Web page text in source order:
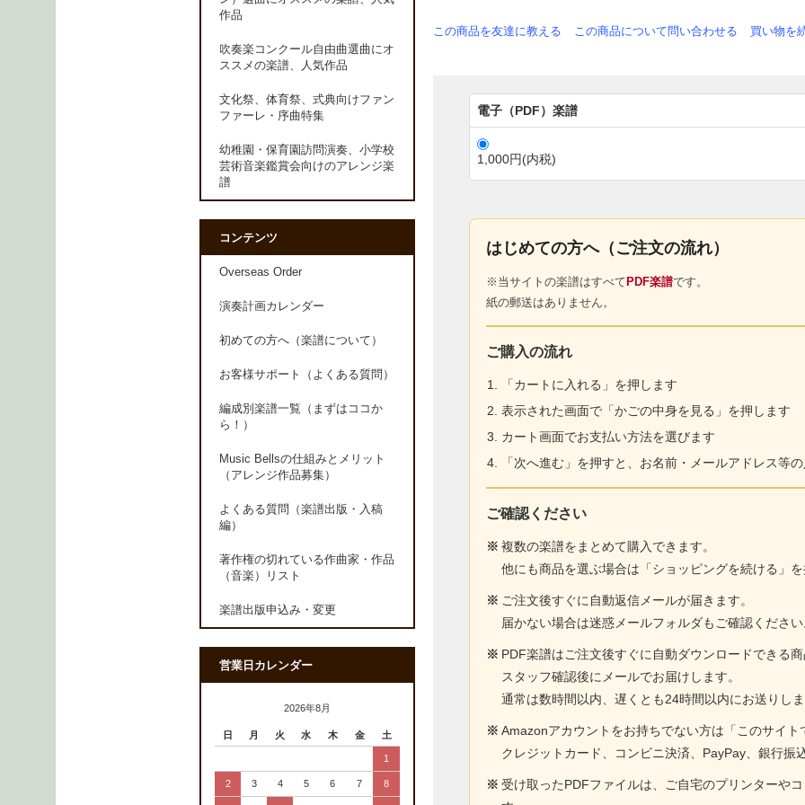
この商品を友達に教える この商品について問い合わせる 買い物を
電子（PDF）楽譜
1,000円(内税)
はじめての方へ（ご注文の流れ）
※当サイトの楽譜はすべて PDF楽譜です。
紙の郵送はありません。
ご購入の流れ
「カートに入れる」を押します
表示された画面で「かごの中身を見る」を押します
カート画面でお支払い方法を選びます
「次へ進む」を押すと、お名前・メールアドレス等
ご確認ください
※ 複数の楽譜をまとめて購入できます。
他にも商品を選ぶ場合は「ショッピングを続ける」
※ ご注文後すぐに自動返信メールが届きます。
届かない場合は迷惑メールフォルダもご確認くださ
※ PDF楽譜はご注文後すぐに自動ダウンロードできる
スタッフ確認後にメールでお届けします。
通常は数時間以内、遅くとも24時間以内にお送りし
※ Amazonアカウントをお持ちでない方は「このサイ
クレジットカード、コンビニ決済、PayPay、銀行振
※ 受け取ったPDFファイルは、ご自宅のプリンターや
作品
吹奏楽コンクール自由曲選曲にオ
ススメの楽譜、人気作品
文化祭、体育祭、式典向けファン
ファーレ・序曲特集
幼稚園・保育園訪問演奏、小学校
芸術音楽鑑賞会向けのアレンジ楽
譜
コンテンツ
Overseas Order
演奏計画カレンダー
初めての方へ（楽譜について）
お客様サポート（よくある質問）
編成別楽譜一覧（まずはココか
ら！）
Music Bellsの仕組みとメリット
（アレンジ作品募集）
よくある質問（楽譜出版・入稿
編）
著作権の切れている作曲家・作品
（音楽）リスト
楽譜出版申込み・変更
営業日カレンダー
2026年8月
日 月 火 水 木 金 土
1
2 3 4 5 6 7 8